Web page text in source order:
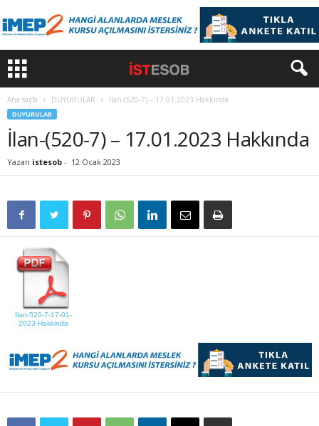
Ana sayfa DUYURULAR İlan-(520-7) – 17.01.2023 Hakkında
DUYURULAR
İlan-(520-7) – 17.01.2023 Hakkında
Yazan istesob - 12 Ocak 2023
Ilan-520-7-17-01-
2023-Hakkinda